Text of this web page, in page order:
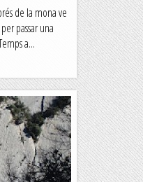
de la mona ve
passar una
a...